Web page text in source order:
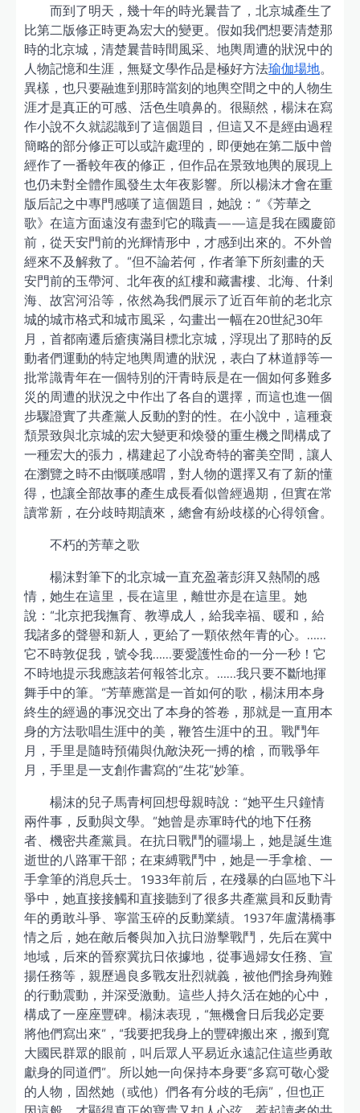
而到了明天，幾十年的時光曩昔了，北京城產生了
比第二版修正時更為宏大的變更。假如我們想要清楚那
時的北京城，清楚曩昔時間風采、地輿周遭的狀況中的
人物記憶和生涯，無疑文學作品是極好方法瑜伽場地。
異樣，也只要融進到那時當刻的地輿空間之中的人物生
涯才是真正的可感、活色生噴鼻的。很顯然，楊沫在寫
作小說不久就認識到了這個題目，但這又不是經由過程
簡略的部分修正可以或許處理的，即便她在第二版中曾
經作了一番較年夜的修正，但作品在景致地輿的展現上
也仍未對全體作風發生太年夜影響。所以楊沫才會在重
版后記之中專門感嘆了這個題目，她說：“《芳華之
歌》在這方面遠沒有盡到它的職責——這是我在國慶節
前，從天安門前的光輝情形中，才感到出來的。不外曾
經來不及解救了。”但不論若何，作者筆下所刻畫的天
安門前的玉帶河、北年夜的紅樓和藏書樓、北海、什剎
海、故宮河沿等，依然為我們展示了近百年前的老北京
城的城市格式和城市風采，勾畫出一幅在20世紀30年
月，首都南遷后瘡痍滿目標北京城，浮現出了那時的反
動者們運動的特定地輿周遭的狀況，表白了林道靜等一
批常識青年在一個特別的汗青時辰是在一個如何多難多
災的周遭的狀況之中作出了各自的選擇，而這也進一個
步驟證實了共產黨人反動的對的性。在小說中，這種衰
頹景致與北京城的宏大變更和煥發的重生機之間構成了
一種宏大的張力，構建起了小說奇特的審美空間，讓人
在瀏覽之時不由慨嘆感喟，對人物的選擇又有了新的懂
得，也讓全部故事的產生成長看似曾經過期，但實在常
讀常新，在分歧時期讀來，總會有紛歧樣的心得領會。
不朽的芳華之歌
楊沫對筆下的北京城一直充盈著彭湃又熱鬧的感
情，她生在這里，長在這里，離世亦是在這里。她
說：“北京把我撫育、教導成人，給我幸福、暖和，給
我諸多的聲譽和新人，更給了一顆依然年青的心。……
它不時敦促我，號令我……要愛護性命的一分一秒！它
不時地提示我應該若何報答北京。……我只要不斷地揮
舞手中的筆。”芳華應當是一首如何的歌，楊沫用本身
終生的經過的事況交出了本身的答卷，那就是一直用本
身的方法歌唱生涯中的美，鞭笞生涯中的丑。戰鬥年
月，手里是隨時預備與仇敵決死一搏的槍，而戰爭年
月，手里是一支創作書寫的“生花”妙筆。
楊沫的兒子馬青柯回想母親時說：“她平生只鐘情
兩件事，反動與文學。”她曾是赤軍時代的地下任務
者、機密共產黨員。在抗日戰鬥的疆場上，她是誕生進
逝世的八路軍干部；在束縛戰鬥中，她是一手拿槍、一
手拿筆的消息兵士。1933年前后，在殘暴的白區地下斗
爭中，她直接接觸和直接聽到了很多共產黨員和反動青
年的勇敢斗爭、寧當玉碎的反動業績。1937年盧溝橋事
情之后，她在敵后餐與加入抗日游擊戰鬥，先后在冀中
地域，后來的晉察冀抗日依據地，從事過婦女任務、宣
揚任務等，親歷過良多戰友壯烈就義，被他們捨身殉難
的行動震動，并深受激動。這些人持久活在她的心中，
構成了一座座豐碑。楊沫表現，“無機會日后我必定要
將他們寫出來”，“我要把我身上的豐碑搬出來，搬到寬
大國民群眾的眼前，叫后眾人平易近永遠記住這些勇敢
獻身的同道們”。所以她一向保持本身要“多寫可敬心愛
的人物，固然她（或他）們各有分歧的毛病”，但也正